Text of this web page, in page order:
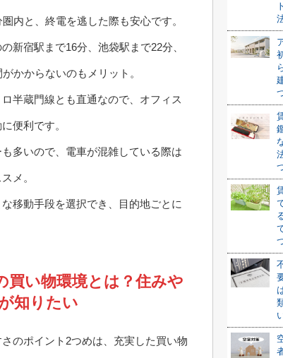
内と、終電を逃した際も安心です。
新宿駅まで16分、池袋駅まで22分、
かからないのもメリット。
半蔵門線とも直通なので、オフィス
便利です。
多いので、電車が混雑している際は
メ。
移動手段を選択でき、目的地ごとに
買い物環境とは？住みや
知りたい
のポイント2つめは、充実した買い物